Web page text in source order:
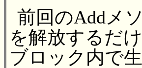
前回のAddメ
を解放するだ
ブロック内で